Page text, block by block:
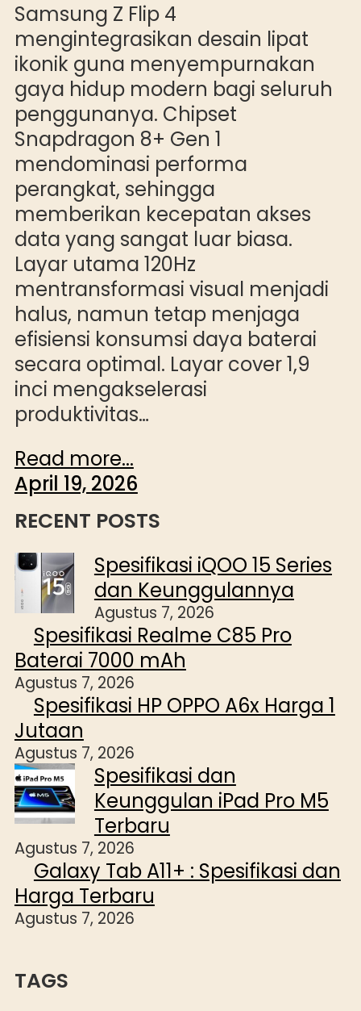
Samsung Z Flip 4
mengintegrasikan desain lipat
ikonik guna menyempurnakan
gaya hidup modern bagi seluruh
penggunanya. Chipset
Snapdragon 8+ Gen 1
mendominasi performa
perangkat, sehingga
memberikan kecepatan akses
data yang sangat luar biasa.
Layar utama 120Hz
mentransformasi visual menjadi
halus, namun tetap menjaga
efisiensi konsumsi daya baterai
secara optimal. Layar cover 1,9
inci mengakselerasi
produktivitas…
Read more...
April 19, 2026
RECENT POSTS
Spesifikasi iQOO 15 Series
dan Keunggulannya
Agustus 7, 2026
Spesifikasi Realme C85 Pro
Baterai 7000 mAh
Agustus 7, 2026
Spesifikasi HP OPPO A6x Harga 1
Jutaan
Agustus 7, 2026
Spesifikasi dan
Keunggulan iPad Pro M5
Terbaru
Agustus 7, 2026
Galaxy Tab A11+ : Spesifikasi dan
Harga Terbaru
Agustus 7, 2026
TAGS